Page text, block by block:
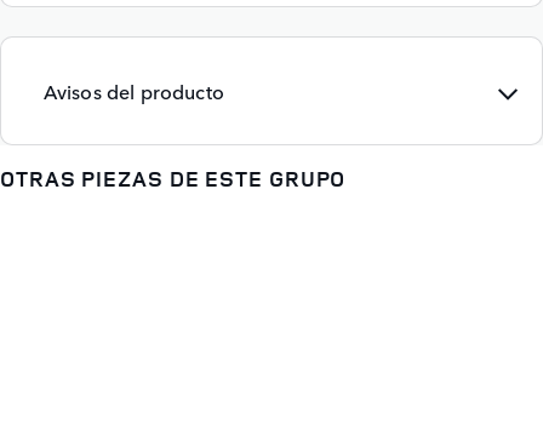
Avisos del producto
OTRAS PIEZAS DE ESTE GRUPO